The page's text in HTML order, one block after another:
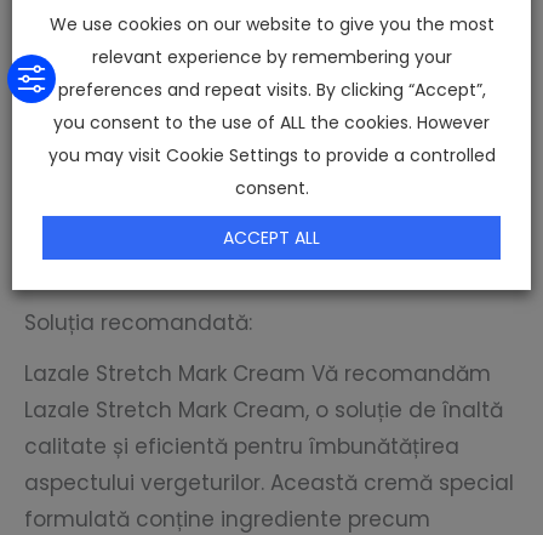
aspectul vergeturilor.
Tratamentul cu radiofrecvență: Această
metodă de tratament neinvazivă
utilizează unde electromagnetice de
înaltă frecvență pentru a stimula
producția de colagen și a reduce
aspectul vergeturilor.
Soluția recomandată:
Lazale Stretch Mark Cream Vă recomandăm
Lazale Stretch Mark Cream, o soluție de înaltă
calitate și eficientă pentru îmbunătățirea
aspectului vergeturilor. Această cremă special
formulată conține ingrediente precum
We use cookies on our website to give you the most
relevant experience by remembering your
preferences and repeat visits. By clicking “Accept”,
you consent to the use of ALL the cookies. However
you may visit Cookie Settings to provide a controlled
consent.
ACCEPT ALL